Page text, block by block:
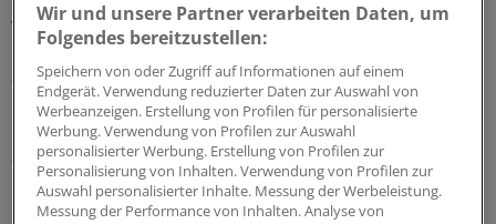
wissen, dass sich bis Ende Februar erst 4.856
Unternehmen angemeldet haben, berichtet unter
anderen die „Frankfurter Rundschau“.
Der IT-Dienstleister Schwarz Digits veröffentlichte
aktuell Ergebnisse einer repräsentativen
Unternehmensbefragung (n = 1.001), wonach rund die
Hälfte (48 Prozent) irrtümlich „davon ausgehen, nicht
Wir und unsere Partner verarbeiten Daten, um
Folgendes bereitzustellen:
Speichern von oder Zugriff auf Informationen auf einem
Endgerät. Verwendung reduzierter Daten zur Auswahl von
Werbeanzeigen. Erstellung von Profilen für personalisierte
Werbung. Verwendung von Profilen zur Auswahl
personalisierter Werbung. Erstellung von Profilen zur
Personalisierung von Inhalten. Verwendung von Profilen zur
Auswahl personalisierter Inhalte. Messung der Werbeleistung.
Messung der Performance von Inhalten. Analyse von